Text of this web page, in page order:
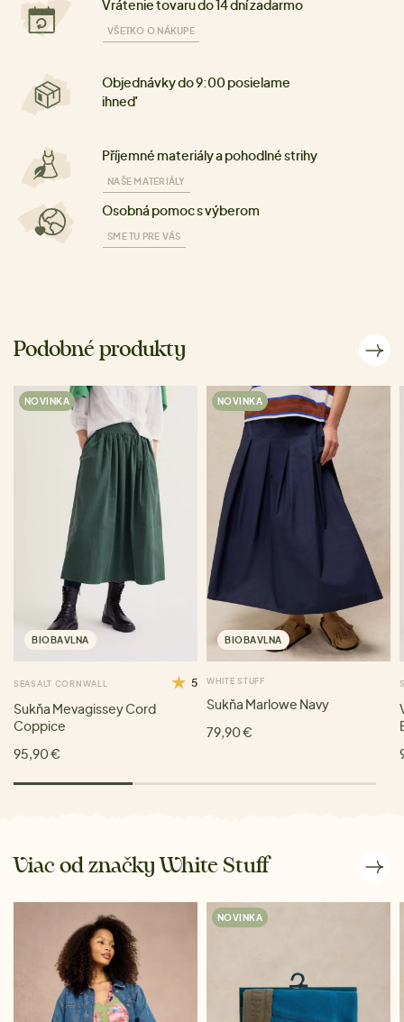
Vrátenie tovaru do 14 dní zadarmo
VŠETKO O NÁKUPE
Objednávky do 9:00 posielame
ihneď
Příjemné materiály a pohodlné strihy
NAŠE MATERIÁLY
Osobná pomoc s výberom
SME TU PRE VÁS
Podobné produkty
NOVINKA
BIOBAVLNA
SEASALT CORNWALL 5
Sukňa Mevagissey Cord
Coppice
95,90 €
NOVINKA
BIOBAVLNA
WHITE STUFF
Sukňa Marlowe Navy
79,90 €
Viac od značky White Stuff
NOVINKA